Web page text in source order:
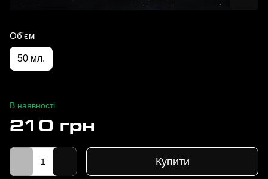
Об'єм
50 мл.
В наявності
210 грн
Купити